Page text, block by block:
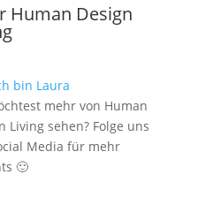
Human Design
bin Laura
mehr von Human
Living sehen? Folge uns
Media für mehr
🙂